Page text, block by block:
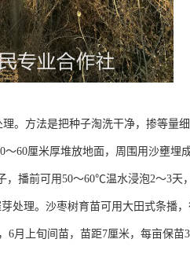
。方法是把种子淘洗干净，掺等量
60厘米厚堆放地面，周围用沙壅埋
，播前可用50～60℃温水浸泡2～3天
处理。沙枣树育苗可用大田式条播
6月上旬间苗，苗距7厘米，每亩保苗